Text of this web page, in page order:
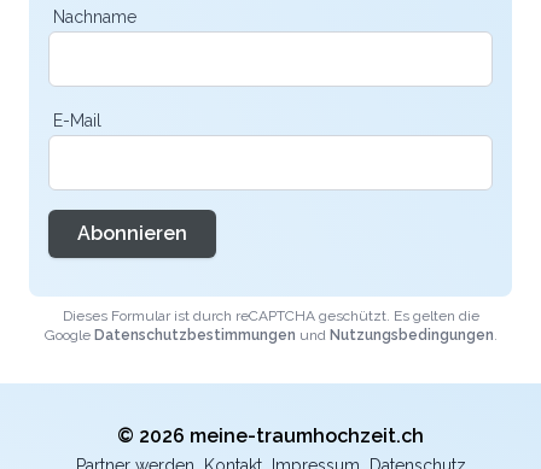
Nachname
E-Mail
Abonnieren
Dieses Formular ist durch reCAPTCHA geschützt. Es gelten die
Google Datenschutzbestimmungen und Nutzungsbedingungen.
© 2026 meine-traumhochzeit.ch